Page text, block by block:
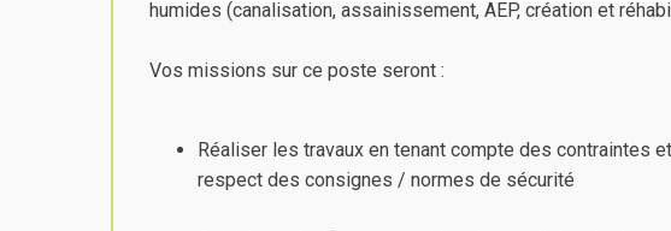
humides (canalisation, assainissement, AEP, création et
Vos missions sur ce poste seront :
Réaliser les travaux en tenant compte des contraintes
respect des consignes / normes de sécurité